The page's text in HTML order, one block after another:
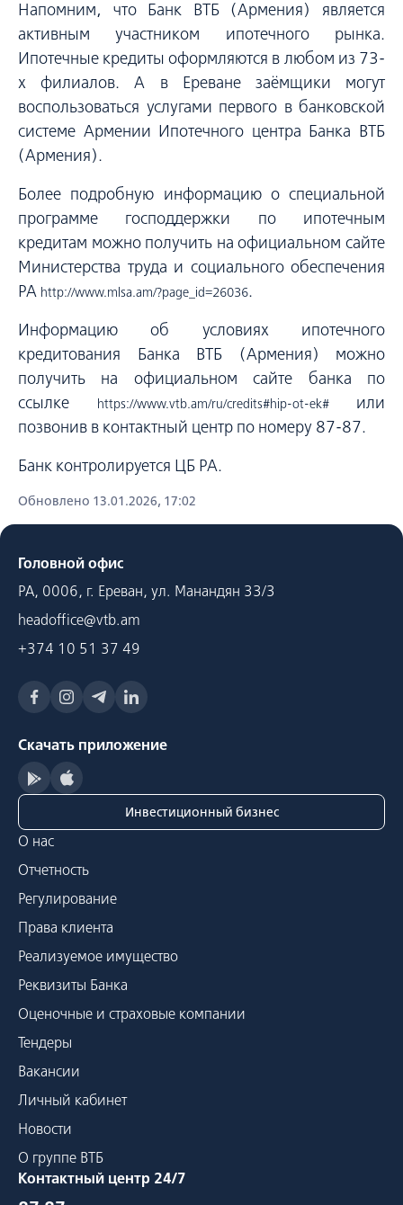
Напомним, что Банк ВТБ (Армения) является
активным участником ипотечного рынка.
Ипотечные кредиты оформляются в любом из 73-
х филиалов. А в Ереване заёмщики могут
воспользоваться услугами первого в банковской
системе Армении Ипотечного центра Банка ВТБ
(Армения).
Более подробную информацию о специальной
программе господдержки по ипотечным
кредитам можно получить на официальном сайте
Министерства труда и социального обеспечения
РА http://www.mlsa.am/?page_id=26036.
Информацию об условиях ипотечного
кредитования Банка ВТБ (Армения) можно
получить на официальном сайте банка по
ссылке
https://www.vtb.am/ru/credits#hip-ot-ek#или
позвонив в контактный центр по номеру 87-87.
Банк контролируется ЦБ РА.
Обновлено 13.01.2026, 17:02
Головной офис
РА, 0006, г. Ереван, ул. Манандян 33/3
headoffice@vtb.am
+374 10 51 37 49
Скачать приложение
Инвестиционный бизнес
О нас
Отчетность
Регулирование
Права клиента
Реализуемое имущество
Реквизиты Банка
Оценочные и страховые компании
Тендеры
Вакансии
Личный кабинет
Новости
О группе ВТБ
Контактный центр 24/7